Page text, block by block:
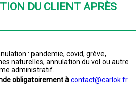
DU CLIENT APRÈS
: pandemie, covid, grève,
naturelles, annulation du vol ou autre
administratif.
obligatoirementàcontact@carlok.fr